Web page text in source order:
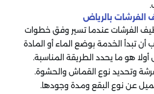
بالرياض
الفرشات عندما تسير وفق خطوات
تبدأ الخدمة بوضع الماء أو المادة
هو ما يحدد الطريقة المناسبة.
وتحديد نوع القماش والحشوة.
عن نوع البقع ومدة وجودها.